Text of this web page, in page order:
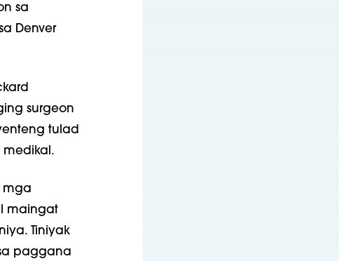
sa
Denver
surgeon
tulad
mga
maingat
Tiniyak
paggana